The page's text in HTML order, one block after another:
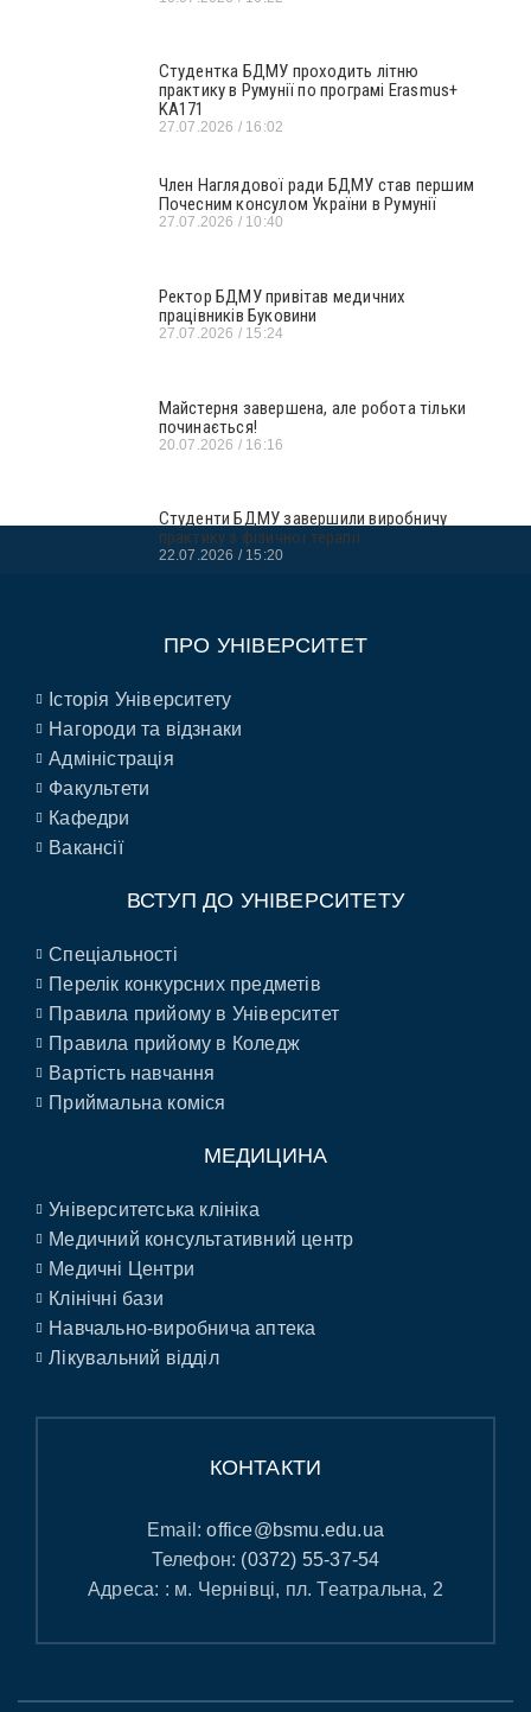
Студентка БДМУ проходить літню
практику в Румунії по програмі Erasmus+
KA171
27.07.2026 16:02
Член Наглядової ради БДМУ став першим
Почесним консулом України в Румунії
27.07.2026 10:40
Ректор БДМУ привітав медичних
працівників Буковини
27.07.2026 15:24
Майстерня завершена, але робота тільки
починається!
20.07.2026 16:16
Студенти БДМУ завершили виробничу
практику з фізичної терапії
22.07.2026 15:20
ПРО УНІВЕРСИТЕТ
Історія Університету
Нагороди та відзнаки
Адміністрація
Факультети
Кафедри
Вакансії
ВСТУП ДО УНІВЕРСИТЕТУ
Спеціальності
Перелік конкурсних предметів
Правила прийому в Університет
Правила прийому в Коледж
Вартість навчання
Приймальна коміся
МЕДИЦИНА
Університетська клініка
Медичний консультативний центр
Медичні Центри
Клінічні бази
Навчально-виробнича аптека
Лікувальний відділ
КОНТАКТИ
Email:office@bsmu.edu.ua
Телефон: (0372) 55-37-54
Адреса: : м. Чернівці, пл. Театральна, 2